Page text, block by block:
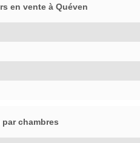
Voir le programme immobilier
en vente à Quéven
chambres